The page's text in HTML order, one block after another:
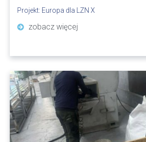
Projekt: Europa dla LZN X
zobacz więcej